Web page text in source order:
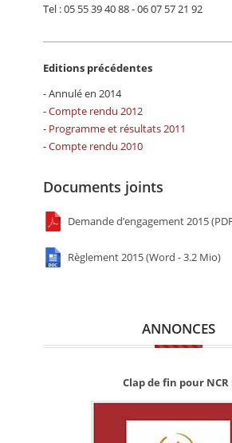
Tel : 05 55 39 40 88 - 06 07 57 21 92
Editions précédentes
- Annulé en 2014
-Compte rendu 2012
- Programme et résultats 2011
-Compte rendu 2010
Documents joints
Demande d’engagement 2015
Règlement 2015 (Word - 3.2 Mio)
ANNONCES
Clap de fin pour NCR